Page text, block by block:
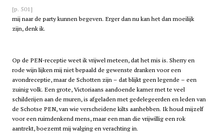
[p. 501]
mij naar de party kunnen begeven. Erger dan nu kan het dan moeilijk
zijn, denk ik.
Op de PEN-receptie weet ik vrijwel meteen, dat het mis is. Sherry en
rode wijn lijken mij niet bepaald de gewenste dranken voor een
avondreceptie, maar de Schotten zijn – dat blijkt geen legende – een
zuinig volk. Een grote, Victoriaans aandoende kamer met te veel
schilderijen aan de muren, is afgeladen met gedelegeerden en leden van
de Schotse PEN, van wie verscheidene kilts aanhebben. Ik houd mijzelf
voor een ruimdenkend mens, maar een man die vrijwillig een rok
aantrekt, boezemt mij walging en verachting in.